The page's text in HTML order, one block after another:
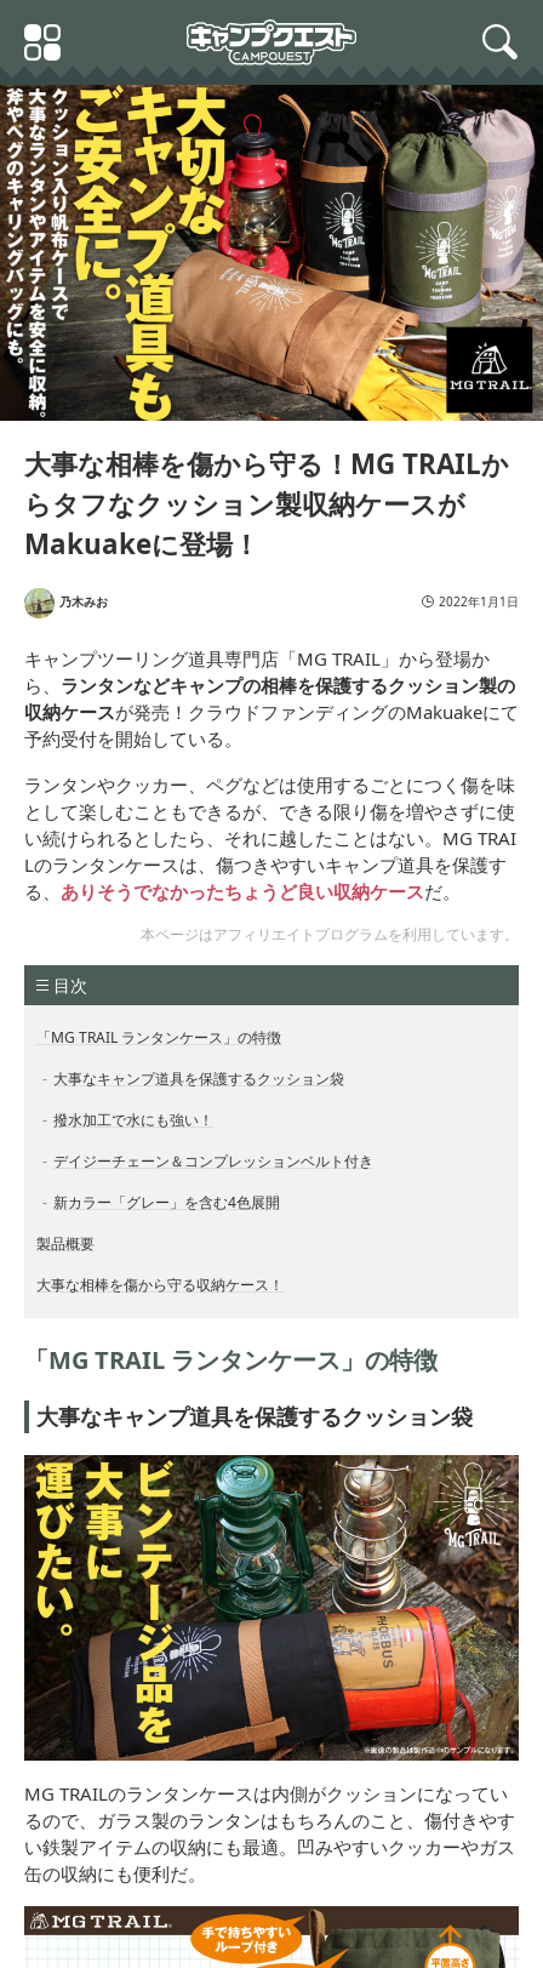
Primary
Menu
search
大事な相棒を傷から守る！MG TRAILか
らタフなクッション製収納ケースが
Makuakeに登場！
乃木みお 2022年1月1日
キャンプツーリング道具専門店「MG TRAIL」から登場か
ら、 ランタンなどキャンプの相棒を保護するクッション製の
収納ケースが発売！クラウドファンディングのMakuakeにて
予約受付を開始している。
ランタンやクッカー、ペグなどは使用するごとにつく傷を味
として楽しむこともできるが、できる限り傷を増やさずに使
い続けられるとしたら、それに越したことはない。MG TRAI
Lのランタンケースは、傷つきやすいキャンプ道具を保護す
る、 ありそうでなかったちょうど良い収納ケースだ。
本ページはアフィリエイトプログラムを利用しています。
目次
「MG TRAIL ランタンケース」の特徴
大事なキャンプ道具を保護するクッション袋
撥水加工で水にも強い！
デイジーチェーン＆コンプレッションベルト付き
新カラー「グレー」を含む4色展開
製品概要
大事な相棒を傷から守る収納ケース！
「MG TRAIL ランタンケース」の特徴
大事なキャンプ道具を保護するクッション袋
MG TRAILのランタンケースは内側がクッションになってい
るので、ガラス製のランタンはもちろんのこと、傷付きやす
い鉄製アイテムの収納にも最適。凹みやすいクッカーやガス
缶の収納にも便利だ。
MG TRAIL ランタンケース
小型 ハード 帆布 フュアー
ハンド ストーブ 収納 ケー
ス 276 デイツ #76#78 ハ
リケーン ランタン (カーキ)